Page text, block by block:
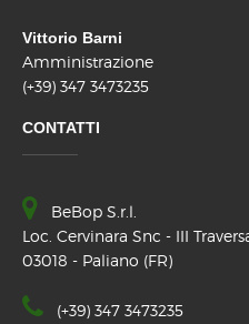
Vittorio Barni
Amministrazione
(+39) 347 3473235
CONTATTI
BeBop S.r.l.
Loc. Cervinara Snc - III
03018 - Paliano (FR)
(+39) 347 3473235